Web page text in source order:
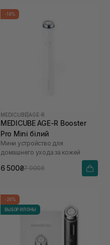
-18%
MEDICUBE AGE-R
MEDICUBE AGE-R Booster
Pro Mini білий
Мини устройство для
домашнего ухода за кожей
6 500₴7 900₴
-26%
ВЫБОР ИЛОНЫ